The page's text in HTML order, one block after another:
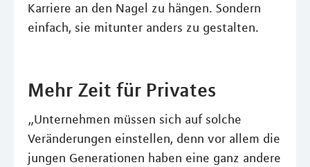
Karriere an den Nagel zu hängen. Sondern
einfach, sie mitunter anders zu gestalten.
Mehr Zeit für Privates
„Unternehmen müssen sich auf solche
Veränderungen einstellen, denn vor allem die
jungen Generationen haben eine ganz andere